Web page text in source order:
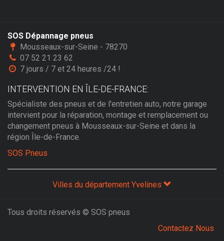
SOS Dépannage pneus
Mousseaux-sur-Seine - 78270
07 52 21 23 62
7 jours / 7 et 24 heures /24 !
INTERVENTION EN ÎLE-DE-FRANCE:
Spécialiste des pneus et de l'entretien auto, notre garage
intervient pour la réparation, montage et remplacement ou
changement pneus à Mousseaux-sur-Seine et dans la
région Île-de-France.
SOS Pneus
Villes du département Yvelines
Tous droits réservés © SOS pneus
Contactez Nous